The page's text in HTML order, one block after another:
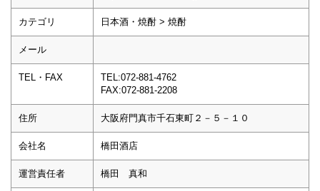
カテゴリ 日本酒・焼酎 > 焼酎
メール
TEL・FAX
TEL:072-881-4762
FAX:072-881-2208
住所 大阪府門真市千石東町２－５－１０
会社名 橋田酒店
運営責任者 橋田 真和